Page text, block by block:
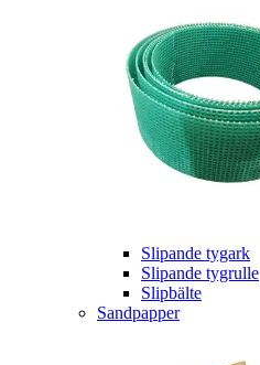
Slipande tygark
Slipande tygrulle
Slipbälte
Sandpapper